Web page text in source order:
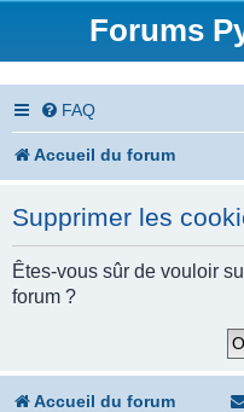
Forums
FAQ
Accueil du forum
Supprimer les
Êtes-vous sûr de vouloir
forum ?
Accueil du forum